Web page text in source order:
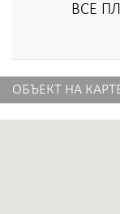
ВСЕ
ОБЪЕКТ НА